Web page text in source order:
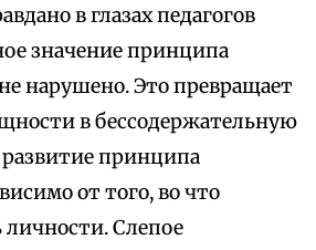
в глазах педагогов
значение принципа
нарушено. Это превращает
в бессодержательную
развитие принципа
от того, во что
Слепое